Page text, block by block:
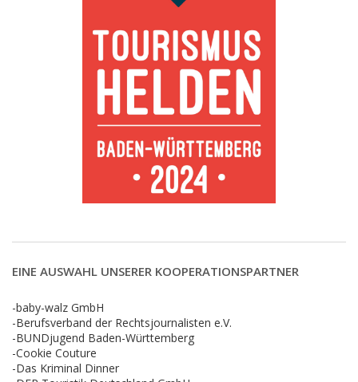
EINE AUSWAHL UNSERER KOOPERATIONSPARTNER
-baby-walz GmbH
-Berufsverband der Rechtsjournalisten e.V.
-BUNDjugend Baden-Württemberg
-Cookie Couture
-Das Kriminal Dinner